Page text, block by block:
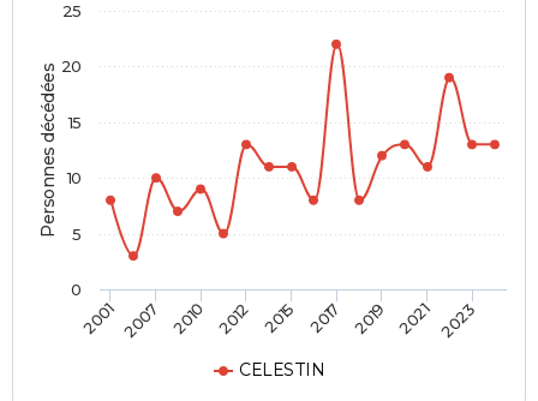
Personnes décédées
CELESTIN
2001 2007 2010 2012 2015 2017 2019 2021 2023
0
5
10
15
20
25